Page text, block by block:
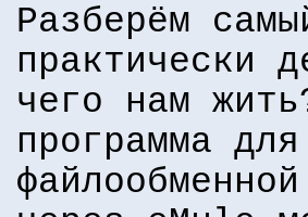
Разберём
практически
чего нам
программа